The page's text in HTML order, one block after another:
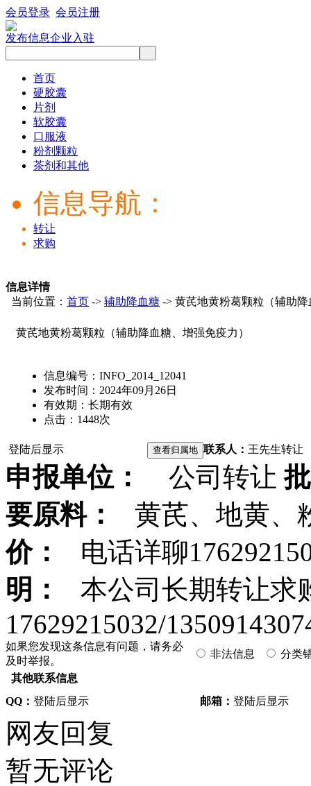
会员登录 会员注册
发布信息企业入驻
首页
硬胶囊
片剂
软胶囊
口服液
粉剂颗粒
茶剂和其他
信息导航：
转让
求购
信息详情
当前位置： 首页 -> 辅助降血糖 -> 黄芪地黄粉葛颗粒（辅助
黄芪地黄粉葛颗粒（辅助降血糖、增强免疫力）
信息编号： INFO_2014_12041
发布时间： 2024年09月26日
有效期： 长期有效
点击： 1448次
登陆后显示 联系人： 王先生转让
申报单位： 公司转让
要原料：
黄芪、地黄、
价：
电话详聊
明：
本公司长期转让求
17629215032/
如果您发现这条信息有问题，请务必
及时举报。
非法信息 分类
其他联系信息
QQ： 登陆后显示 邮箱： 登陆后显示
网友回复
暂无评论